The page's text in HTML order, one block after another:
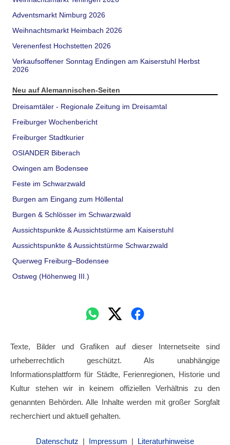
Adventsmarkt Nimburg 2026
Weihnachtsmarkt Heimbach 2026
Verenenfest Hochstetten 2026
Verkaufsoffener Sonntag Endingen am Kaiserstuhl Herbst
2026
Neu auf Alemannischen-Seiten
Dreisamtäler - Regionale Zeitung im Dreisamtal
Freiburger Wochenbericht
Freiburger Stadtkurier
OSIANDER Biberach
Owingen am Bodensee
Feste im Schwarzwald
Burgen am Eingang zum Höllental
Burgen & Schlösser im Schwarzwald
Aussichtspunkte & Aussichtstürme am Kaiserstuhl
Aussichtspunkte & Aussichtstürme Schwarzwald
Querweg Freiburg–Bodensee
Ostweg (Höhenweg III.)
Texte, Bilder und Grafiken auf dieser Internetseite sind
urheberrechtlich geschützt. Als unabhängige
Informationsplattform für Städte, Ferienregionen, Historie und
Kultur stehen wir in keinem offiziellen Verhältnis zu den
genannten Behörden. Alle Inhalte werden mit großer Sorgfalt
recherchiert und aktuell gehalten.
Datenschutz | Impressum | Literaturhinweise